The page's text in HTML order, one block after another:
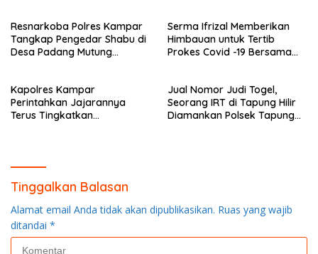
Resnarkoba Polres Kampar
Tangkap Pengedar Shabu di
Desa Padang Mutung
Serma Ifrizal Memberikan
Himbauan untuk Tertib
Prokes Covid -19 Bersama
Kapolres Kampar
Perintahkan Jajarannya
Terus Tingkatkan
Jual Nomor Judi Togel,
Seorang IRT di Tapung Hilir
Diamankan Polsek Tapung
Tinggalkan Balasan
Alamat email Anda tidak akan dipublikasikan. Ruas yang wajib
ditandai *